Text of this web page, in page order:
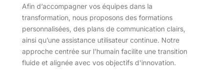
Afin d’accompagner vos équipes dans la
transformation, nous proposons des formations
personnalisées, des plans de communication clairs,
ainsi qu’une assistance utilisateur continue. Notre
approche centrée sur l'humain facilite une transition
fluide et alignée avec vos objectifs d'innovation.​